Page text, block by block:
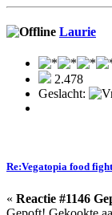
Laurie
2.478
Geslacht:
Re:Vegatopia food
« Reactie #1146